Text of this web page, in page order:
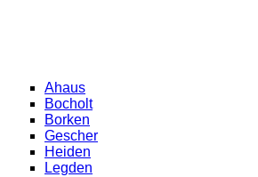
Ahaus
Bocholt
Borken
Gescher
Heiden
Legden